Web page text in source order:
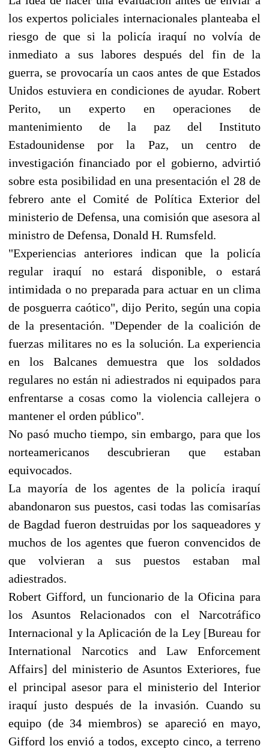
los expertos policiales internacionales planteaba el
riesgo de que si la policía iraquí no volvía de
inmediato a sus labores después del fin de la
guerra, se provocaría un caos antes de que Estados
Unidos estuviera en condiciones de ayudar. Robert
Perito, un experto en operaciones de
mantenimiento de la paz del Instituto
Estadounidense por la Paz, un centro de
investigación financiado por el gobierno, advirtió
sobre esta posibilidad en una presentación el 28 de
febrero ante el Comité de Política Exterior del
ministerio de Defensa, una comisión que asesora al
ministro de Defensa, Donald H. Rumsfeld.
"Experiencias anteriores indican que la policía
regular iraquí no estará disponible, o estará
intimidada o no preparada para actuar en un clima
de posguerra caótico", dijo Perito, según una copia
de la presentación. "Depender de la coalición de
fuerzas militares no es la solución. La experiencia
en los Balcanes demuestra que los soldados
regulares no están ni adiestrados ni equipados para
enfrentarse a cosas como la violencia callejera o
mantener el orden público".
No pasó mucho tiempo, sin embargo, para que los
norteamericanos descubrieran que estaban
equivocados.
La mayoría de los agentes de la policía iraquí
abandonaron sus puestos, casi todas las comisarías
de Bagdad fueron destruidas por los saqueadores y
muchos de los agentes que fueron convencidos de
que volvieran a sus puestos estaban mal
adiestrados.
Robert Gifford, un funcionario de la Oficina para
los Asuntos Relacionados con el Narcotráfico
Internacional y la Aplicación de la Ley [Bureau for
International Narcotics and Law Enforcement
Affairs] del ministerio de Asuntos Exteriores, fue
el principal asesor para el ministerio del Interior
iraquí justo después de la invasión. Cuando su
equipo (de 34 miembros) se apareció en mayo,
Gifford los envió a todos, excepto cinco, a terreno